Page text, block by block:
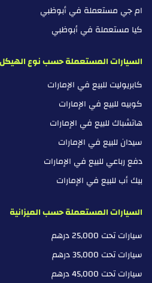
ام جي مستعملة في أبوظبي
كيا مستعملة في أبوظبي
السيارات المستعملة حسب نوع الهيكل
كابريوليت للبيع في الإمارات
كوبيه للبيع في الإمارات
هاتشباك للبيع في الإمارات
سيدان للبيع في الإمارات
دفع رباعي للبيع في الإمارات
بيك أب للبيع في الإمارات
السيارات المستعملة حسب الميزانية
سيارات تحت 25,000 درهم
سيارات تحت 35,000 درهم
سيارات تحت 45,000 درهم